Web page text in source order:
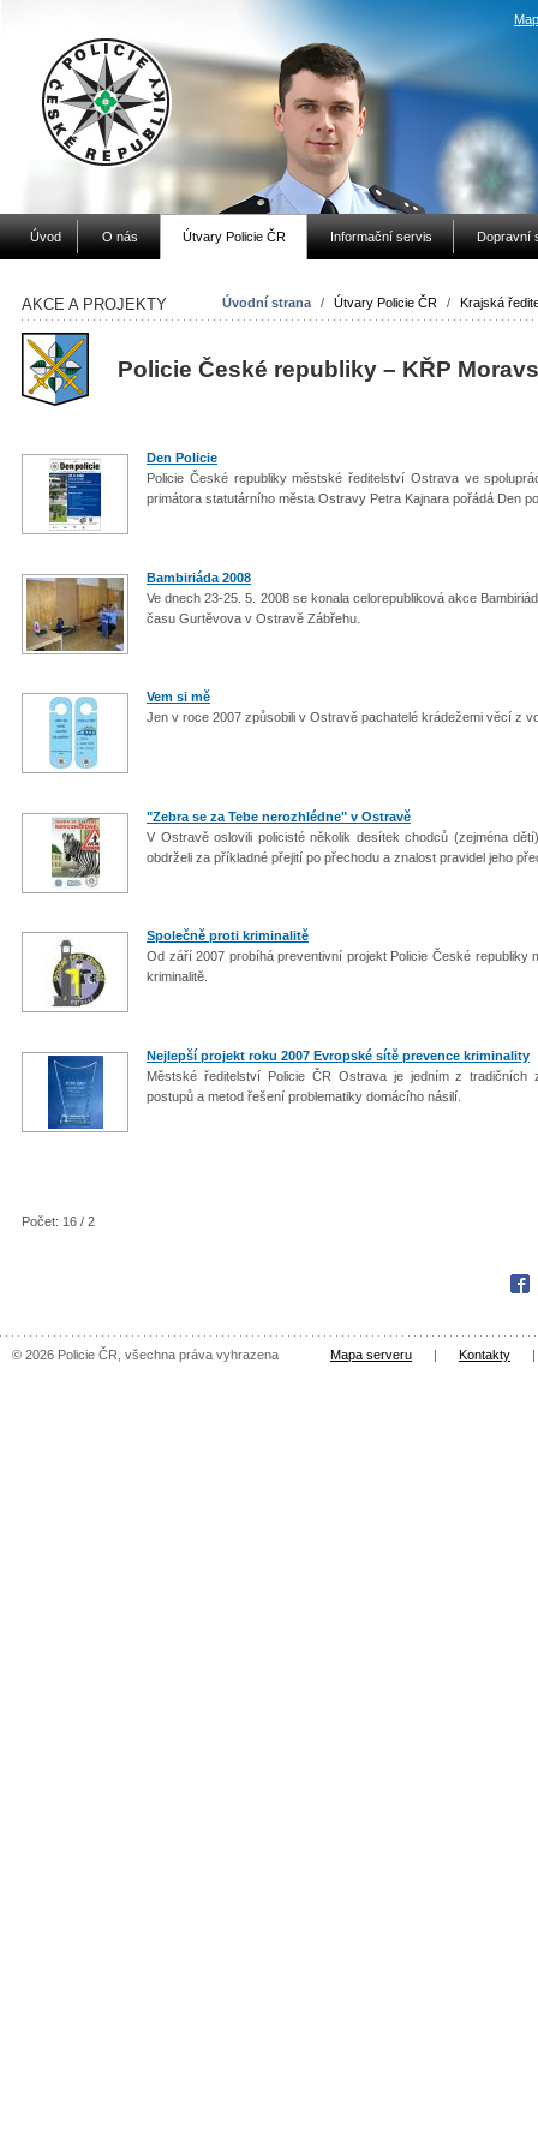
Úvod O nás Útvary Policie ČR Informační servis Dopravní
Úvodní strana / Útvary Policie ČR / Krajská
AKCE A PROJEKTY
Policie České republiky – KŘP
Den Policie
Policie České republiky městské ředitelství Ostrava ve
primátora statutárního města Ostravy Petra Kajnara pořádá Den
Bambiriáda 2008
Ve dnech 23-25. 5. 2008 se konala celorepubliková akce
času Gurtěvova v Ostravě Zábřehu.
Vem si mě
Jen v roce 2007 způsobili v Ostravě pachatelé krádežemi věcí z
"Zebra se za Tebe nerozhlédne" v Ostravě
V Ostravě oslovili policisté několik desítek chodců (zejména
obdrželi za příkladné přejití po přechodu a znalost pravidel jeho
Společně proti kriminalitě
Od září 2007 probíhá preventivní projekt Policie České
kriminalitě.
Nejlepší projekt roku 2007 Evropské sítě prevence kriminality
Městské ředitelství Policie ČR Ostrava je jedním z tradičních
postupů a metod řešení problematiky domácího násilí.
Počet: 16 / 2
© 2026 Policie ČR, všechna práva vyhrazena Mapa serveru | Kontakty |